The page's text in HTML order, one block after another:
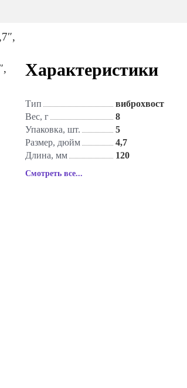
Характеристики
Тип
виброхвост
Вес, г
8
Упаковка, шт.
5
Размер, дюйм
4,7
Длина, мм
120
Смотреть все...